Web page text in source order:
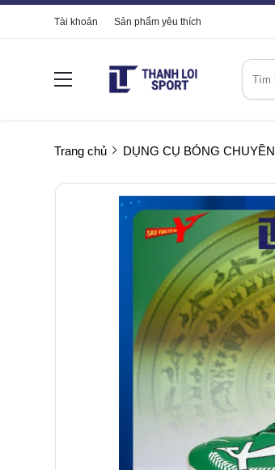
Tài khoản Sản phẩm yêu thích
Trang chủ DỤNG CỤ BÓNG CHUYỀN